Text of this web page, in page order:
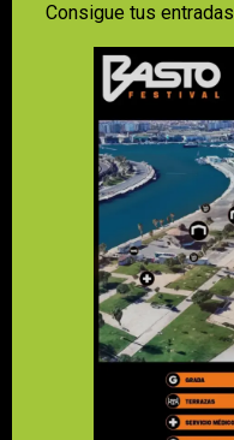
Consigue tus entradas